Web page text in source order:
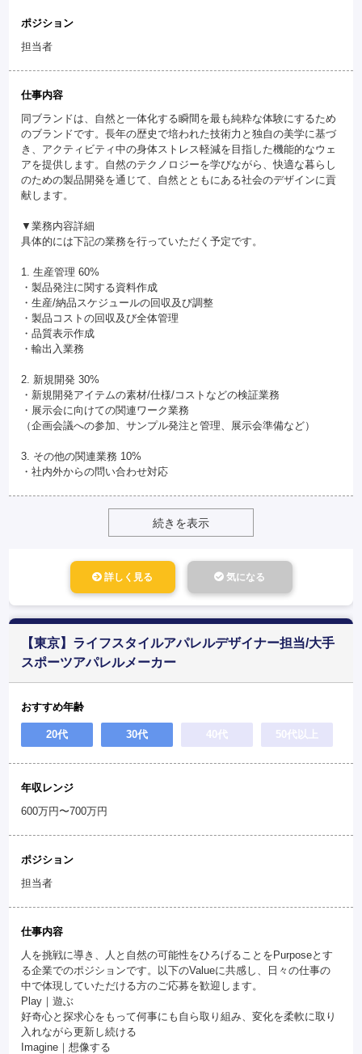
ポジション
担当者
仕事内容
同ブランドは、自然と一体化する瞬間を最も純粋な体験にするため
のブランドです。長年の歴史で培われた技術力と独自の美学に基づ
き、アクティビティ中の身体ストレス軽減を目指した機能的なウェ
アを提供します。自然のテクノロジーを学びながら、快適な暮らし
のための製品開発を通じて、自然とともにある社会のデザインに貢
献します。
▼業務内容詳細
具体的には下記の業務を行っていただく予定です。
1. 生産管理 60%
・製品発注に関する資料作成
・生産/納品スケジュールの回収及び調整
・製品コストの回収及び全体管理
・品質表示作成
・輸出入業務
2. 新規開発 30%
・新規開発アイテムの素材/仕様/コストなどの検証業務
・展示会に向けての関連ワーク業務
（企画会議への参加、サンプル発注と管理、展示会準備など）
3. その他の関連業務 10%
・社内外からの問い合わせ対応
続きを表示
詳しく見る 気になる
【東京】ライフスタイルアパレルデザイナー担当/大手
スポーツアパレルメーカー
おすすめ年齢
20代 30代 40代 50代以上
年収レンジ
600万円〜700万円
ポジション
担当者
仕事内容
人を挑戦に導き、人と自然の可能性をひろげることをPurposeとす
る企業でのポジションです。以下のValueに共感し、日々の仕事の
中で体現していただける方のご応募を歓迎します。
Play｜遊ぶ
好奇心と探求心をもって何事にも自ら取り組み、変化を柔軟に取り
入れながら更新し続ける
Imagine｜想像する